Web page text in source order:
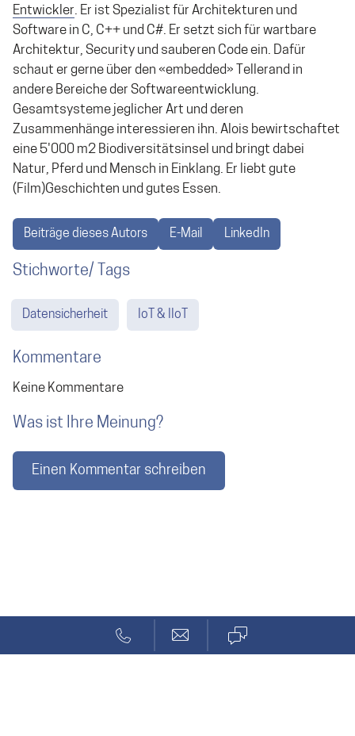
Entwickler. Er ist Spezialist für Architekturen und
Software in C, C++ und C#. Er setzt sich für wartbare
Architektur, Security und sauberen Code ein. Dafür
schaut er gerne über den «embedded» Tellerand in
andere Bereiche der Softwareentwicklung.
Gesamtsysteme jeglicher Art und deren
Zusammenhänge interessieren ihn. Alois bewirtschaftet
eine 5'000 m2 Biodiversitätsinsel und bringt dabei
Natur, Pferd und Mensch in Einklang. Er liebt gute
(Film)Geschichten und gutes Essen.
Beiträge dieses Autors E-Mail LinkedIn
Stichworte/ Tags
Datensicherheit IoT & IIoT
Kommentare
Keine Kommentare
Was ist Ihre Meinung?
Einen Kommentar schreiben